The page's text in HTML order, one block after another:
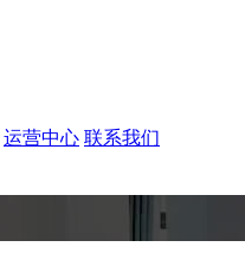
运营中心 联系我们